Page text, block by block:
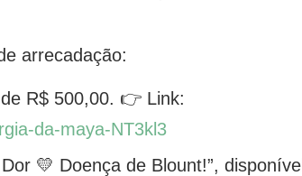
arrecadação:
R$ 500,00. 👉 Link:
da-maya-NT3kl3
💛 Doença de Blount!”, disponível